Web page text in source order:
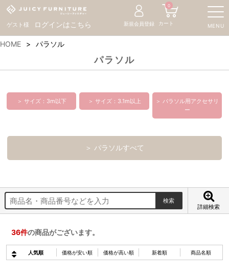
ゲスト様 ログインはこちら MENU
新規会員登録 カート
0
HOME パラソル
パラソル
＞ サイズ：3m以下 ＞ サイズ：3.1m以上
＞ パラソル用アクセサリ
ー
＞ パラソルすべて
詳細検索
36件の商品がございます。
人気順 価格が安い順 価格が高い順 新着順 商品名順